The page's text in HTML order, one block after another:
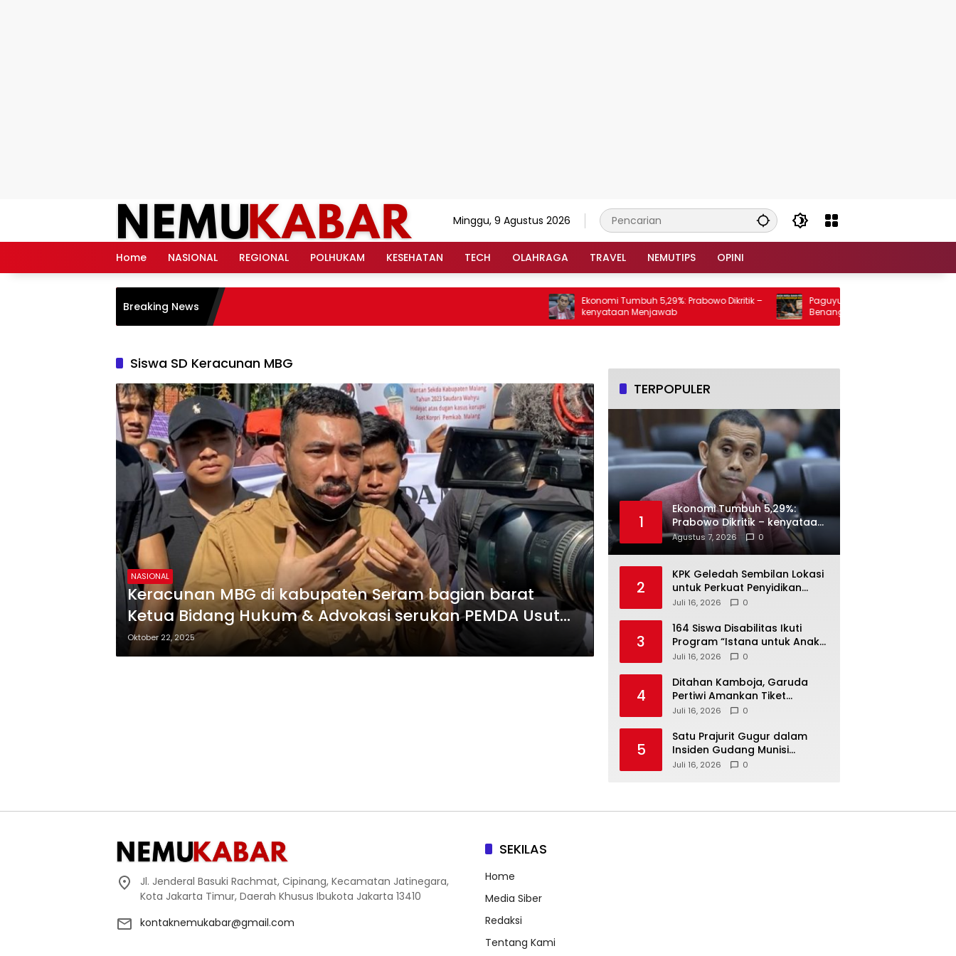
Minggu, 9 Agustus 2026
Home NASIONAL REGIONAL POLHUKAM KESEHATAN TECH OLAHRAGA TRAVEL NEMUTIPS OPINI
Breaking News
Ekonomi Tumbuh 5,29%: Prabowo Dikritik –
kenyataan Menjawab
Paguyuban Konsumen Plastik dan
Benang Minta Harga Bahan Baku Tidak
Naik
Siswa SD Keracunan MBG
NASIONAL
Keracunan MBG di kabupaten Seram bagian barat
Ketua Bidang Hukum & Advokasi serukan PEMDA Usut
tuntas
Oktober 22, 2025
TERPOPULER
1
Ekonomi Tumbuh 5,29%:
Prabowo Dikritik – kenyataan
Menjawab
Agustus 7, 2026 0
2
KPK Geledah Sembilan Lokasi
untuk Perkuat Penyidikan
Dugaan Pemerasan Bupati
Juli 16, 2026 0
3
164 Siswa Disabilitas Ikuti
Program “Istana untuk Anak
Sekolah”, Kenali Sejarah
Juli 16, 2026 0
4
Ditahan Kamboja, Garuda
Pertiwi Amankan Tiket
Semifinal Piala AFF Putri 2026
Juli 16, 2026 0
5
Satu Prajurit Gugur dalam
Insiden Gudang Munisi
Madiun, TNI AD Dalami
Juli 16, 2026 0
Jl. Jenderal Basuki Rachmat, Cipinang, Kecamatan Jatinegara,
Kota Jakarta Timur, Daerah Khusus Ibukota Jakarta 13410
kontaknemukabar@gmail.com
SEKILAS
Home
Media Siber
Redaksi
Tentang Kami